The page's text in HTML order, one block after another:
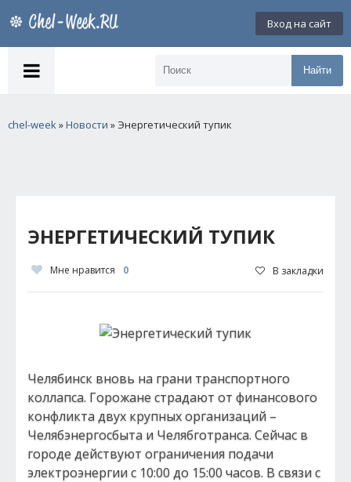
Вход на сайт
Найти
chel-week»Новости » Энергетический тупик
ЭНЕРГЕТИЧЕСКИЙ ТУПИК
Мне нравится 0 В закладки
Челябинск вновь на грани транспортного
коллапса. Горожане страдают от финансового
конфликта двух крупных организаций –
Челябэнергосбыта и Челябготранса. Сейчас в
городе действуют ограничения подачи
электроэнергии с 10:00 до 15:00 часов. В связи с